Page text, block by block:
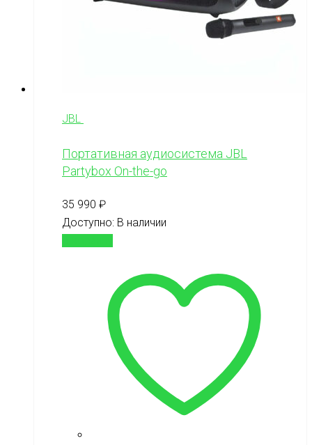
JBL
Портативная аудиосистема JBL
Partybox On-the-go
35 990 ₽
Доступно: В наличии